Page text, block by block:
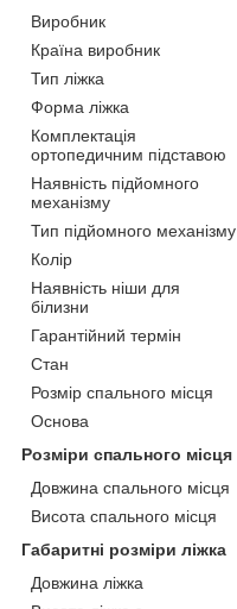
Виробник
Країна виробник
Тип ліжка
Форма ліжка
Комплектація
ортопедичним підставою
Наявність підйомного
механізму
Тип підйомного механізму
Колір
Наявність ніши для
білизни
Гарантійний термін
Стан
Розмір спального місця
Основа
Розміри спального місця
Довжина спального місця
Висота спального місця
Габаритні розміри ліжка
Довжина ліжка